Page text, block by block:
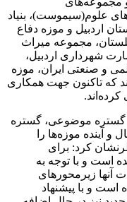
علوم(سیموست)، بنیاد
اردبیل و موزه دفاع
مجموعه میراث
شهرداری اردبیل،
و صنعتی ایران، موزه
که تاکنون جهت همکاری
گستره موضوعی، گستره
و آینده موزه‌ها را
کرد: برای
شده است و با توجه به
آنها زیرمحورهای
و با پیشنهاد